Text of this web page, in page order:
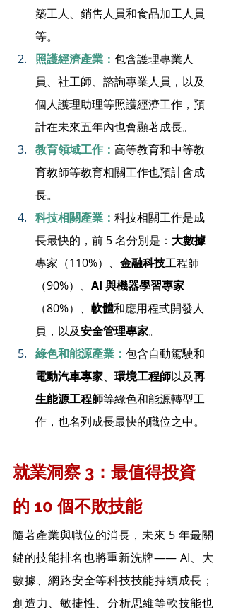
築工人、銷售人員和食品加工人員
等。
照護經濟產業： 包含護理專業人
員、社工師、諮詢專業人員，以及
個人護理助理等照護經濟工作，預
計在未來五年內也會顯著成長。
教育領域工作： 高等教育和中等教
育教師等教育相關工作也預計會成
長。
科技相關產業： 科技相關工作是成
長最快的，前 5 名分別是： 大數據
專家（110%）、 金融科技工程師
（90%）、 AI 與機器學習專家
（80%）、 軟體和應用程式開發人
員，以及安全管理專家。
綠色和能源產業： 包含自動駕駛和
電動汽車專家、 環境工程師以及再
生能源工程師等綠色和能源轉型工
作，也名列成長最快的職位之中。
就業洞察 3：最值得投資
的 10 個不敗技能
隨著產業與職位的消長，未來 5 年最關
鍵的技能排名也將重新洗牌—— AI、大
數據、網路安全等科技技能持續成長；
創造力、敏捷性、分析思維等軟技能也